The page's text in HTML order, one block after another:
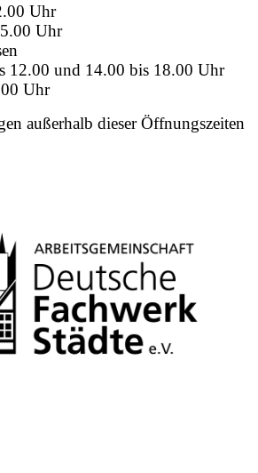
Uhr
Uhr
12.00 und 14.00 bis 18.00 Uhr
Uhr
außerhalb dieser Öffnungszeiten